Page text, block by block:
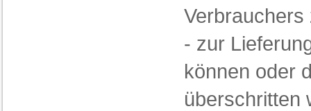
- zur
können oder
überschritten